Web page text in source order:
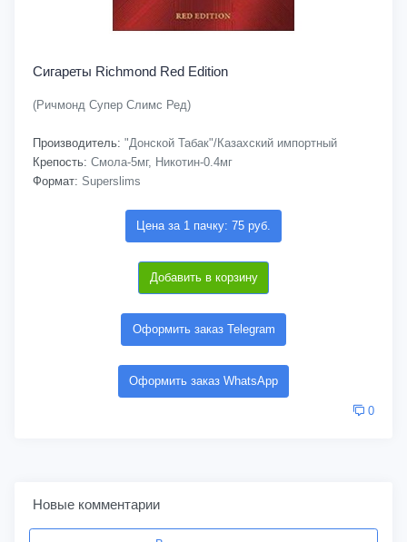
Сигареты Richmond Red Edition
(Ричмонд Супер Слимс Ред)
Производитель: "Донской Табак"/Казахский импортный
Крепость: Смола-5мг, Никотин-0.4мг
Формат: Superslims
Цена за 1 пачку: 75 руб.
Добавить в корзину
Оформить заказ Telegram
Оформить заказ WhatsApp
0
Новые комментарии